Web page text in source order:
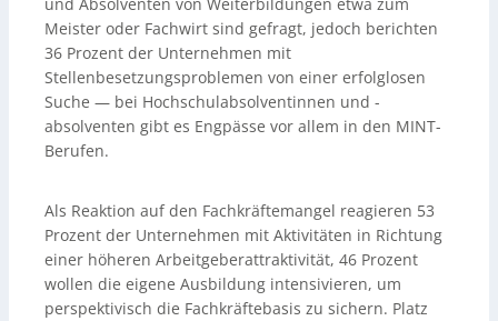
Meister oder Fachwirt sind gefragt, jedoch berichten
36 Prozent der Unternehmen mit
Stellenbesetzungsproblemen von einer erfolglosen
Suche — bei Hochschulabsolventinnen und -
absolventen gibt es Engpässe vor allem in den MINT-
Berufen.
Als Reaktion auf den Fachkräftemangel reagieren 53
Prozent der Unternehmen mit Aktivitäten in Richtung
einer höheren Arbeitgeberattraktivität, 46 Prozent
wollen die eigene Ausbildung intensivieren, um
perspektivisch die Fachkräftebasis zu sichern. Platz